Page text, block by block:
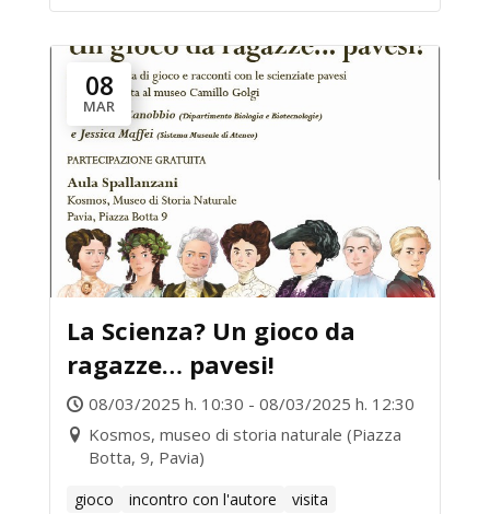
08
MAR
La Scienza? Un gioco da
ragazze… pavesi!
08/03/2025 h. 10:30 - 08/03/2025 h. 12:30
Kosmos, museo di storia naturale (Piazza
Botta, 9, Pavia)
gioco incontro con l'autore visita